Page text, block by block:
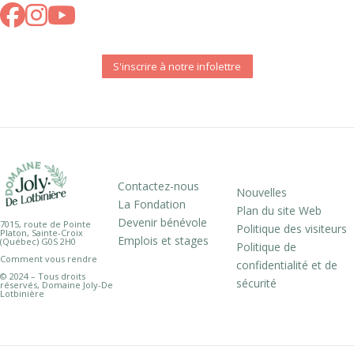
S'inscrire à notre infolettre
7015, route de Pointe
Platon, Sainte-Croix
(Québec) G0S 2H0
Comment vous rendre
© 2024 – Tous droits
réservés, Domaine Joly-De
Lotbinière
Contactez-nous
La Fondation
Devenir bénévole
Emplois et stages
Nouvelles
Plan du site Web
Politique des visiteurs
Politique de
confidentialité et de
sécurité